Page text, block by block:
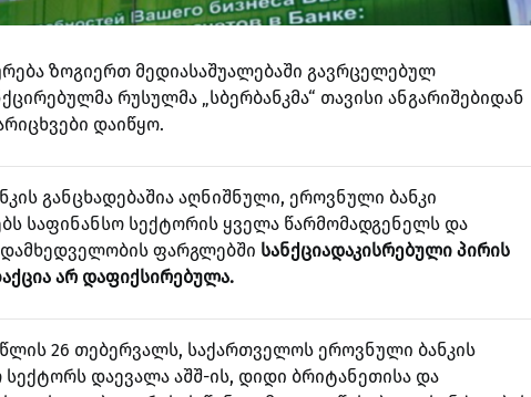
ზოგიერთ მედიასაშუალებაში გავრცელებულ
რუსულმა „სბერბანკმა“ თავისი ანგარიშებიდან
დაიწყო.
განცხადებაშია აღნიშნული, ეროვნული ბანკი
საფინანსო სექტორის ყველა წარმომადგენელს და
ფარგლებში სანქციადაკისრებული პირის
არ დაფიქსირებულა.
წლის 26 თებერვალს, საქართველოს ეროვნული ბანკის
დაევალა აშშ-ის, დიდი ბრიტანეთისა და